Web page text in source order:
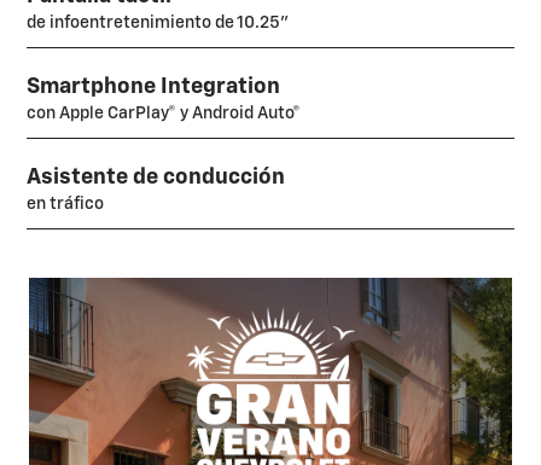
de infoentretenimiento de 10.25"
Smartphone Integration
con Apple CarPlay® y Android Auto®
Asistente de conducción
en tráfico